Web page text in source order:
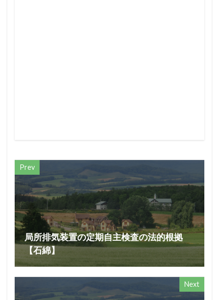
Prev
局所排気装置の定期自主検査の法的根拠
【石綿】
Next